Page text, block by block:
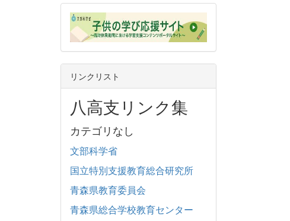
リンクリスト
八高支リンク集
カテゴリなし
文部科学省
国立特別支援教育総合研究所
青森県教育委員会
青森県総合学校教育センター